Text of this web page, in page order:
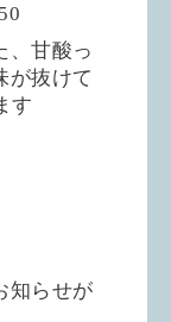
、甘酸っ
が抜けて
す
知らせが